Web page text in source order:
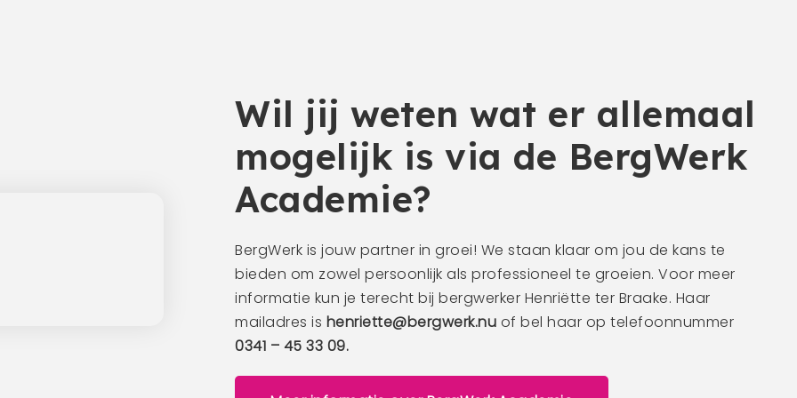
trainingen. Of je nu je hef- of reachtruck certificaat wilt
verbeteren of jezelf wilt specialiseren in een bepaald vakgebied, wij
voor jou. Met flexibele betalingsmogelijkheden en kosteloze of
programma’s is het eenvoudig om je carrière naar een hoger niveau te
droombaan nog in de weg?